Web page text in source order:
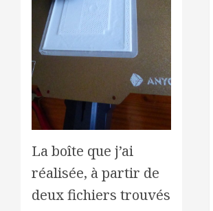
La boîte que j’ai
réalisée, à partir de
deux fichiers trouvés